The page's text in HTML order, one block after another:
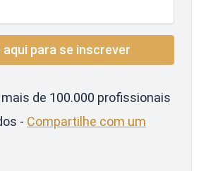
de 100.000 profissionais
- Compartilhe com um